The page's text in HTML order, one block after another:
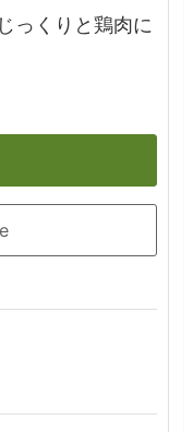
っくりと鶏肉に